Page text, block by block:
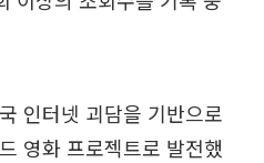
인터넷 괴담을 기반으로
영화 프로젝트로 발전했